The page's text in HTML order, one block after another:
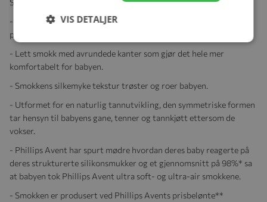
Slik at babyens sensitive hud får puste.
- Huden forblir tørrere under bruk, takket være smokkens
pustende design med maksimal luftstrøm.
- Lett smokk med avrundede kanter som gjør det hele mer
komfortabelt for babyen.
- Smokkens silkemyke tekstur trøster og roer babyen.
- Utformet for en naturlig tannutvikling, den symmetriske formen
tar hensyn til babyens gane, tenner og tannkjøtt ettersom de
vokser.
- Phillips Avent har spurt mødre hvordan deres baby reagerte på
deres strukturerte silikonsmukker og et gjennomsnitt på 98%* sa
at babyen tok Phillips Avent ultra soft- og ultra-air smokkene.
- Smokken er produsert ved Phillips Avents prisbelønte**
VIS DETALJER